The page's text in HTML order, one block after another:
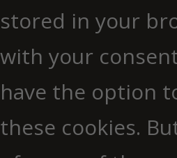
stored in your
with your
have the option
these cookies.